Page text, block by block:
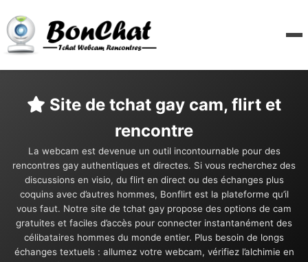
Site de tchat gay cam, flirt et
rencontre
La webcam est devenue un outil incontournable pour des
rencontres gay authentiques et directes. Si vous recherchez des
discussions en visio, du flirt en direct ou des échanges plus
coquins avec d’autres hommes, Bonflirt est la plateforme qu’il
vous faut. Notre site de tchat gay propose des options de cam
gratuites et faciles d’accès pour connecter instantanément des
célibataires hommes du monde entier. Plus besoin de longs
échanges textuels : allumez votre webcam, vérifiez l’alchimie en